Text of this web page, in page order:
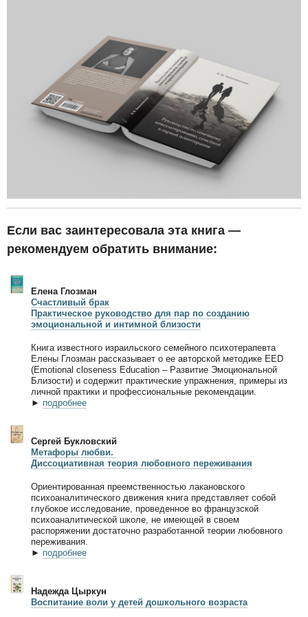
Если вас заинтересовала эта книга —
рекомендуем обратить внимание:
Елена Глозман
Счастливый брак
Практическое руководство для пар по созданию
эмоциональной и интимной близости
Книга известного израильского семейного психотерапевта
Елены Глозман рассказывает о ее авторской методике EED
(Emotional closeness Education – Развитие Эмоциональной
Близости) и содержит практические упражнения, примеры из
личной практики и профессиональные рекомендации.
► подробнее
Сергей Букловский
Метафоры любви.
Диссоциативная теория любовного переживания
Ориентированная преемственностью лакановского
психоаналитического движения книга представляет собой
глубокое исследование, проведенное во французской
психоаналитической школе, не имеющей в своем
распоряжении достаточно разработанной теории любовного
переживания.
► подробнее
Надежда Цыркун
Воспитание воли у детей дошкольного возраста